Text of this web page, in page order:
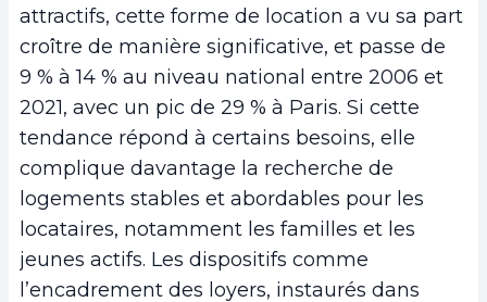
attractifs, cette forme de location a vu sa part
croître de manière significative, et passe de
9 % à 14 % au niveau national entre 2006 et
2021, avec un pic de 29 % à Paris. Si cette
tendance répond à certains besoins, elle
complique davantage la recherche de
logements stables et abordables pour les
locataires, notamment les familles et les
jeunes actifs. Les dispositifs comme
l’encadrement des loyers, instaurés dans